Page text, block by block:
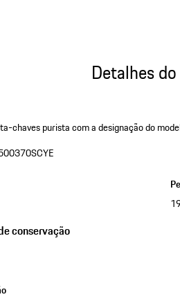
Detalhes
chaves purista com a designação do
conservação